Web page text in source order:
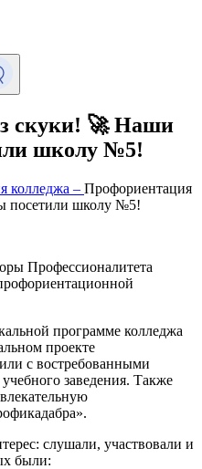
скуки! 🚀 Наши
школу №5!
колледжа – Профориентация
посетили школу №5!
Профессионалитета
программе колледжа
проекте
с востребованными
заведения. Также
слушали, участвовали и
были: